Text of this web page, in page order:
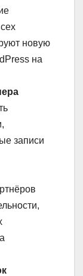
новую
на
записи